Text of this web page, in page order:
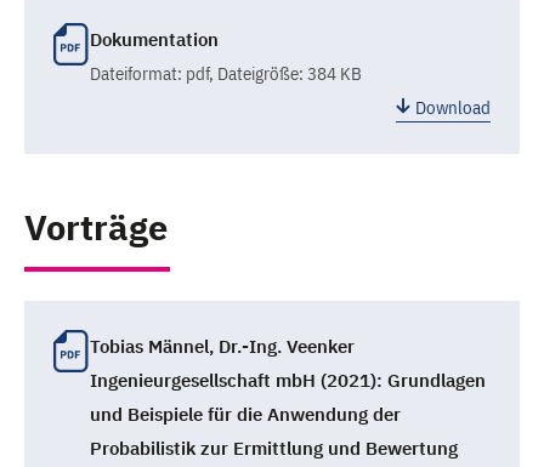
Dokumentation
Dateiformat: pdf, Dateigröße: 384 KB
Download
Vorträge
Tobias Männel, Dr.-Ing. Veenker
Ingenieurgesellschaft mbH (2021): Grundlagen
und Beispiele für die Anwendung der
Probabilistik zur Ermittlung und Bewertung